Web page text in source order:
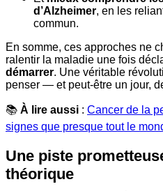
d’Alzheimer, en les
commun.
En somme, ces approches ne
ralentir la maladie une fois
démarrer. Une véritable
penser — et peut-être un jour,
📚 À lire aussi : Cancer de la
signes que presque tout le
Une piste
théorique